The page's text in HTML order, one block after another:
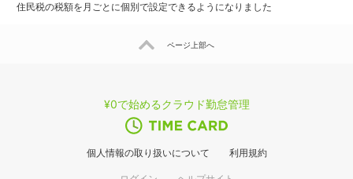
住民税の税額を月ごとに個別で設定できるようになりました
ページ上部へ
¥0で始めるクラウド勤怠管理
個人情報の取り扱いについて 利用規約